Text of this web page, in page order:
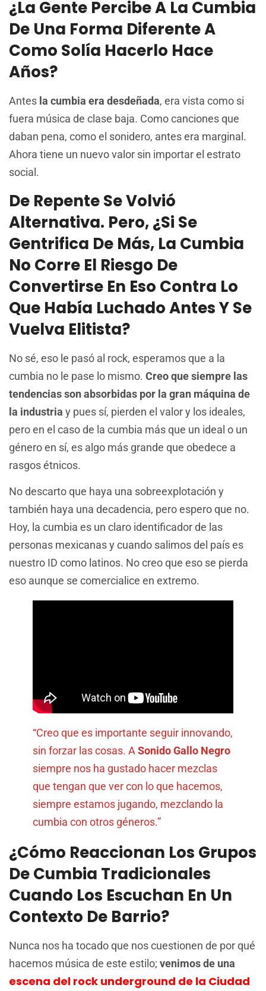
¿La Gente Percibe A La Cumbia
De Una Forma Diferente A
Como Solía Hacerlo Hace
Años?
Antes la cumbia era desdeñada, era vista como si
fuera música de clase baja. Como canciones que
daban pena, como el sonidero, antes era marginal.
Ahora tiene un nuevo valor sin importar el estrato
social.
De Repente Se Volvió
Alternativa. Pero, ¿si Se
Gentrifica De Más, La Cumbia
No Corre El Riesgo De
Convertirse En Eso Contra Lo
Que Había Luchado Antes Y Se
Vuelva Elitista?
No sé, eso le pasó al rock, esperamos que a la
cumbia no le pase lo mismo. Creo que siempre las
tendencias son absorbidas por la gran máquina de
la industria y pues sí, pierden el valor y los ideales,
pero en el caso de la cumbia más que un ideal o un
género en sí, es algo más grande que obedece a
rasgos étnicos.
No descarto que haya una sobreexplotación y
también haya una decadencia, pero espero que no.
Hoy, la cumbia es un claro identificador de las
personas mexicanas y cuando salimos del país es
nuestro ID como latinos. No creo que eso se pierda
eso aunque se comercialice en extremo.
“Creo que es importante seguir innovando,
sin forzar las cosas. A Sonido Gallo Negro
siempre nos ha gustado hacer mezclas
que tengan que ver con lo que hacemos,
siempre estamos jugando, mezclando la
cumbia con otros géneros.”
¿Cómo Reaccionan Los Grupos
De Cumbia Tradicionales
Cuando Los Escuchan En Un
Contexto De Barrio?
Nunca nos ha tocado que nos cuestionen de por qué
hacemos música de este estilo; venimos de una
escena del rock underground de la Ciudad